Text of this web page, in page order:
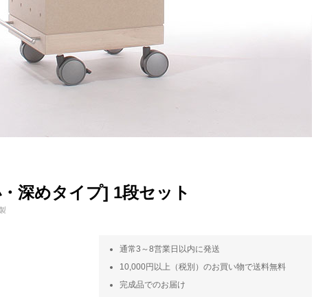
深めタイプ] 1段セット
通常3～8営業日以内に発送
10,000円以上（税別）のお買い物で送料無料
完成品でのお届け